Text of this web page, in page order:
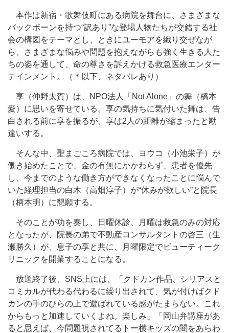
本作は新宿・歌舞伎町にある病院を舞台に、さまざまな
バックボーンを持つ“訳あり”な登場人物たちが交錯する社
会の構図をテーマとし、ときにユーモアを織り交ぜなが
ら、さまざまな悩みや問題を抱えながらも強く生きる人た
ちの姿を通して、命の尊さを訴えかける救急医療エンター
テインメント。（＊以下、ネタバレあり）
享（仲野太賀）は、NPO法人「Not Alone」の舞（橋本
愛）に思いを寄せている。享の気持ちに気付いた舞は、告
白される前に享を振るが、享は2人の距離が縮まったと勘
違いする。
そんな中、聖まごころ病院では、ヨウコ（小池栄子）が
働き始めたことで、金の有無にかかわらず、患者を優先
し、今までのような働き方ができなくなったことに悩んで
いた経理担当の白木（高畑淳子）が“休みが欲しい”と院長
（柄本明）に懇願する。
そのことが功を奏し、日曜休診、月曜は救急のみの対応
となったが、院長の弟で不動産コンサルタントの啓三（生
瀬勝久）が、息子の享と共に、月曜限定でビューティーク
リニックを開業することになる。
放送終了後、SNS上には、「クドカン作品、シリアスと
コミカルが代わる代わるに繰り出されて、気が付けばクド
カンの手のひらの上で遊ばれている感がたまらない。これ
からもっと加速していくよね。楽しみ」「岡山弁講座があ
ると思えば、今問題視されてるトー横キッズの闇をあらわ